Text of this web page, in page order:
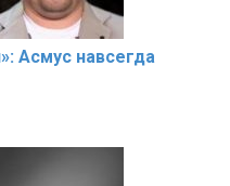
Асмус навсегда